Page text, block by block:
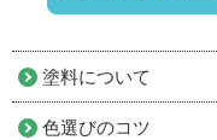
塗料について
色選びのコツ